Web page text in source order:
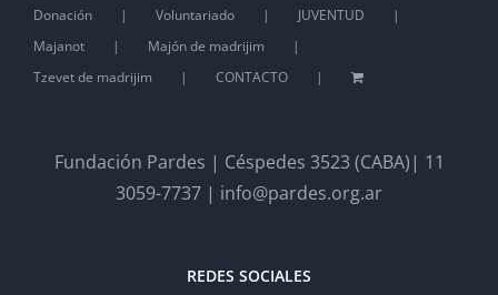
Donación
Voluntariado
JUVENTUD
Majanot
Majón de madrijim
Tzevet de madrijim
CONTACTO
Fundación Pardes | Céspedes 3523 (CABA)| 11
3059-7737 | info@pardes.org.ar
REDES SOCIALES